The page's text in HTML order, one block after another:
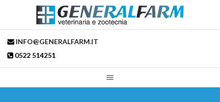
INFO@GENERALFARM.IT
0522 514251